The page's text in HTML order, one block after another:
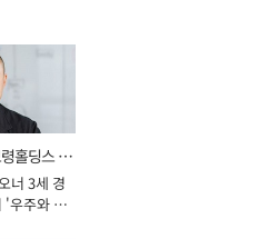
홀딩스 대
너 3세 경
'우주와 헬